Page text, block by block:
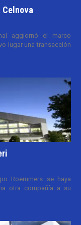
aggiornó el marco
lugar una transacción
Roemmers se haya
otra compañía a su